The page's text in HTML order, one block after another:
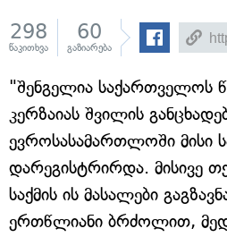
298
წაკითხვა
60
გაზიარება
"შენგელია საქართველოს
კერზაიას შვილის
ევროსასამართლოში მისი
დარეგისტრირდა. მისივე
საქმის ის მასალები
ერთწლიანი ბრძოლით,